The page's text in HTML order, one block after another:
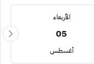
الأربعاء
05
أغسطس